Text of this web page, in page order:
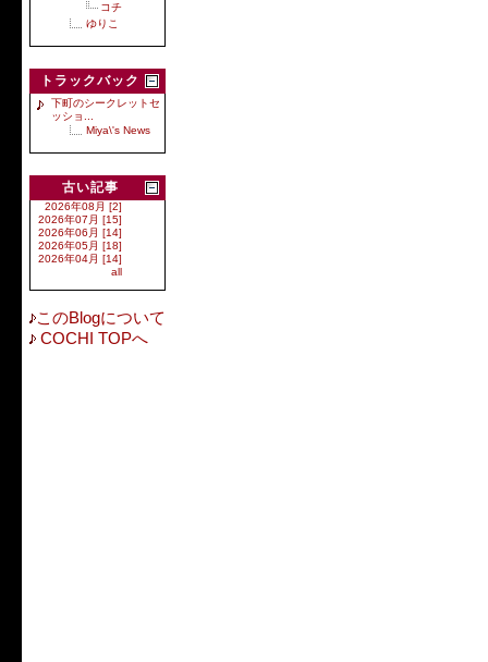
コチ
ゆりこ
トラックバック
下町のシークレットセ
ッショ...
Miya\'s News
古い記事
2026年08月 [2]
2026年07月 [15]
2026年06月 [14]
2026年05月 [18]
2026年04月 [14]
all
このBlogについて
COCHI TOPへ